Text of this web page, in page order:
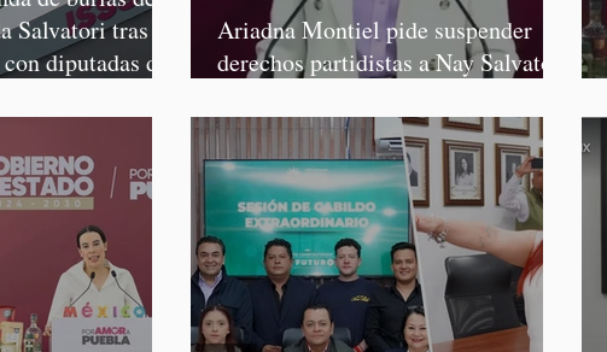
Salvatori tras
diputadas de
Ariadna Montiel pide suspender
derechos partidistas a Nay Salvatori